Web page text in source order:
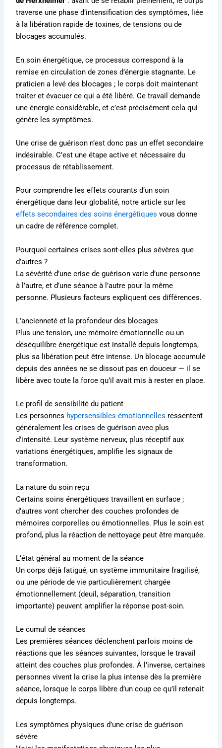
traverse une phase d’intensification des symptômes, liée
à la libération rapide de toxines, de tensions ou de
blocages accumulés.
En soin énergétique, ce processus correspond à la
remise en circulation de zones d’énergie stagnante. Le
praticien a levé des blocages ; le corps doit maintenant
traiter et évacuer ce qui a été libéré. Ce travail demande
une énergie considérable, et c’est précisément cela qui
génère les symptômes.
Une crise de guérison n’est donc pas un effet secondaire
indésirable. C’est une étape active et nécessaire du
processus de rétablissement.
Pour comprendre les effets courants d’un soin
énergétique dans leur globalité, notre article sur les
effets secondaires des soins énergétiques vous donne
un cadre de référence complet.
Pourquoi certaines crises sont-elles plus sévères que
d’autres ?
La sévérité d’une crise de guérison varie d’une personne
à l’autre, et d’une séance à l’autre pour la même
personne. Plusieurs facteurs expliquent ces différences.
L’ancienneté et la profondeur des blocages
Plus une tension, une mémoire émotionnelle ou un
déséquilibre énergétique est installé depuis longtemps,
plus sa libération peut être intense. Un blocage accumulé
depuis des années ne se dissout pas en douceur — il se
libère avec toute la force qu’il avait mis à rester en place.
Le profil de sensibilité du patient
Les personnes hypersensibles émotionnelles ressentent
généralement les crises de guérison avec plus
d’intensité. Leur système nerveux, plus réceptif aux
variations énergétiques, amplifie les signaux de
transformation.
La nature du soin reçu
Certains soins énergétiques travaillent en surface ;
d’autres vont chercher des couches profondes de
mémoires corporelles ou émotionnelles. Plus le soin est
profond, plus la réaction de nettoyage peut être marquée.
L’état général au moment de la séance
Un corps déjà fatigué, un système immunitaire fragilisé,
ou une période de vie particulièrement chargée
émotionnellement (deuil, séparation, transition
importante) peuvent amplifier la réponse post-soin.
Le cumul de séances
Les premières séances déclenchent parfois moins de
réactions que les séances suivantes, lorsque le travail
atteint des couches plus profondes. À l’inverse, certaines
personnes vivent la crise la plus intense dès la première
séance, lorsque le corps libère d’un coup ce qu’il retenait
depuis longtemps.
Les symptômes physiques d’une crise de guérison
sévère